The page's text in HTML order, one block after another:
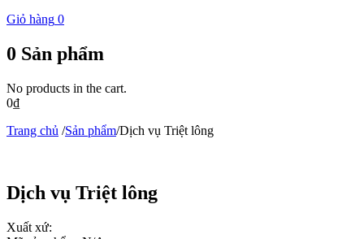
Giỏ hàng 0
0 Sản phẩm
No products in the cart.
0₫
Trang chủ /Sản phẩm/Dịch vụ Triệt lông
Dịch vụ Triệt lông
Xuất xứ: